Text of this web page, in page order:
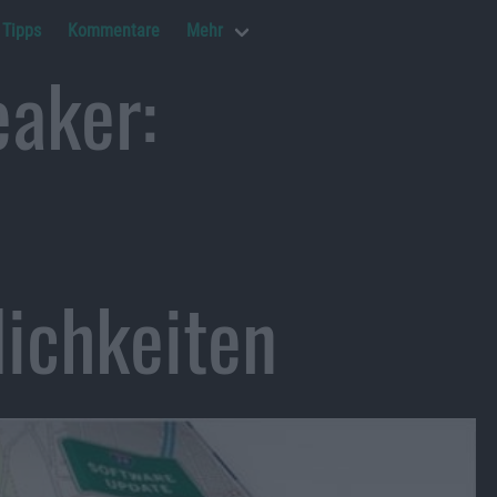
Tipps Kommentare Mehr